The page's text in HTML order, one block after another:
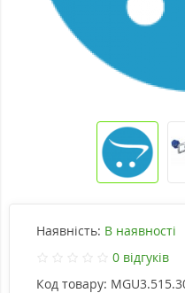
Наявність: В наявності
0 відгуків
Код товару: